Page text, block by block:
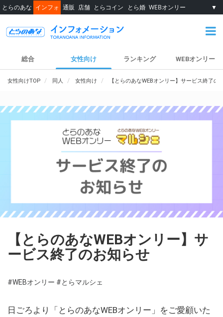
とらのあな インフォ 通販 店舗 とらコイン とら婚 WEBオンリー ▼
総合 女性向け ランキング WEBオンリー
女性向けTOP 同人 女性向け 【とらのあなWEBオンリー】サービス終了の
【とらのあなWEBオンリー】サ
ービス終了のお知らせ
#WEBオンリー #とらマルシェ
日ごろより「とらのあなWEBオンリー」をご愛顧いた